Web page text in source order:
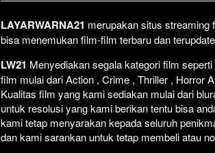
LAYARWARNA21 merupakan situs streaming
bisa menemukan film-film terbaru dan
LW21 Menyediakan segala kategori film
film mulai dari Action , Crime , Thriller , Horror
Kualitas film yang kami sediakan mulai dari
untuk resolusi yang kami berikan tentu bisa
kami tetap menyarakan kepada seluruh
dan kami sarankan untuk tetap membeli atau